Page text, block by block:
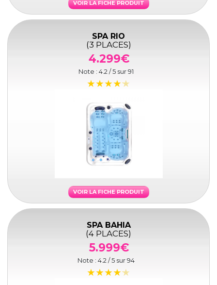
VOIR LA FICHE PRODUIT
SPA RIO
(3 PLACES)
4.299€
Note : 4.2 / 5 sur91
VOIR LA FICHE PRODUIT
SPA BAHIA
(4 PLACES)
5.999€
Note : 4.2 / 5 sur94